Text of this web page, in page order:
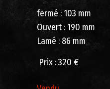
fermé : 103 mm
Ouvert : 190 mm
Lamé : 86 mm
Prix ​​: 320 €